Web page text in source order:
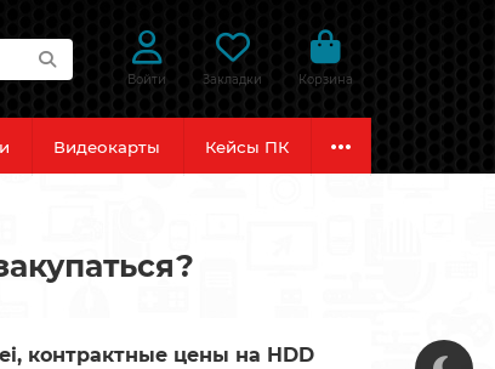
Войти Закладки Корзина
Видеокарты Кейсы ПК
контрактные цены на HDD